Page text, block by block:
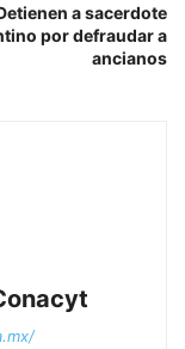
a sacerdote
por defraudar a
ancianos